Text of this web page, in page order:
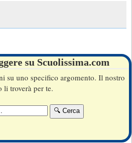
su Scuolissima.com
su uno specifico argomento. Il nostro
li troverà per te.